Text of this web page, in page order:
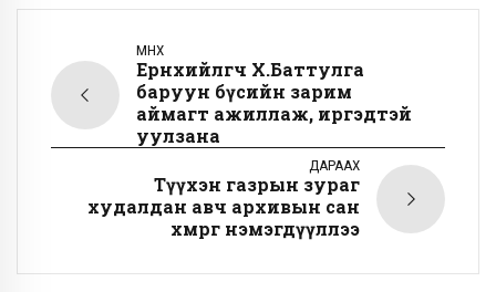
ӨМНӨХ
Ерөнхийлөгч Х.Баттулга
баруун бүсийн зарим
аймагт ажиллаж, иргэдтэй
уулзана
ДАРААХ
Түүхэн газрын зураг
худалдан авч архивын сан
хөмрөгөө нэмэгдүүллээ